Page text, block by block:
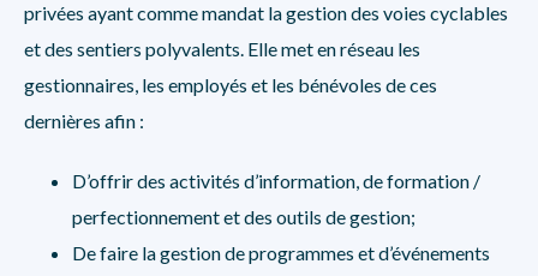
privées ayant comme mandat la gestion des voies cyclables
et des sentiers polyvalents. Elle met en réseau les
gestionnaires, les employés et les bénévoles de ces
dernières afin :
D’offrir des activités d’information, de formation /
perfectionnement et des outils de gestion;
De faire la gestion de programmes et d’événements